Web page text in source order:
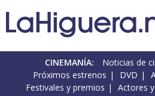
CINEMANÍA: Noticias de
Próximos estrenos
DVD
Festivales y premios
Actores